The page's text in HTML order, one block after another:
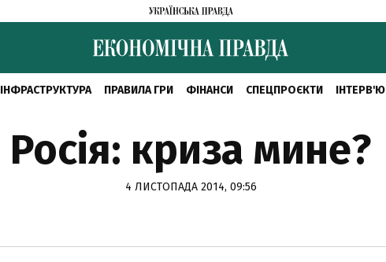
ІНФРАСТРУКТУРА ПРАВИЛА ГРИ ФІНАНСИ СПЕЦПРОЄКТИ ІНТЕРВ'Ю
Росія: криза мине?
4 ЛИСТОПАДА 2014, 09:56